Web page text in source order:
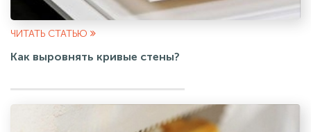
ЧИТАТЬ СТАТЬЮ
Как выровнять кривые стены?